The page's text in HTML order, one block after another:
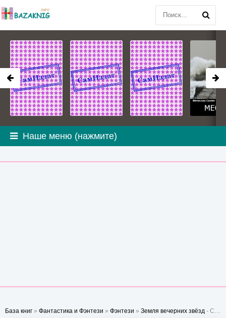
Наше меню (нажмите)
База книг » Фантастика и Фэнтези » Фэнтези » Земля вечерних звёзд - Стр. 1